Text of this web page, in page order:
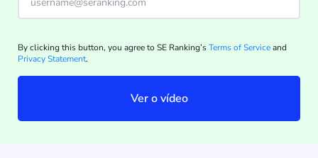
By clicking this button, you agree to SE Ranking’sTerms of Serviceand
Privacy Statement.
Ver o vídeo